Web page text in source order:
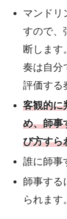
マンドリ
すので、
断します
奏は自分
評価する
客観的に
め、師事
び方すら
誰に師事
師事する
られます。